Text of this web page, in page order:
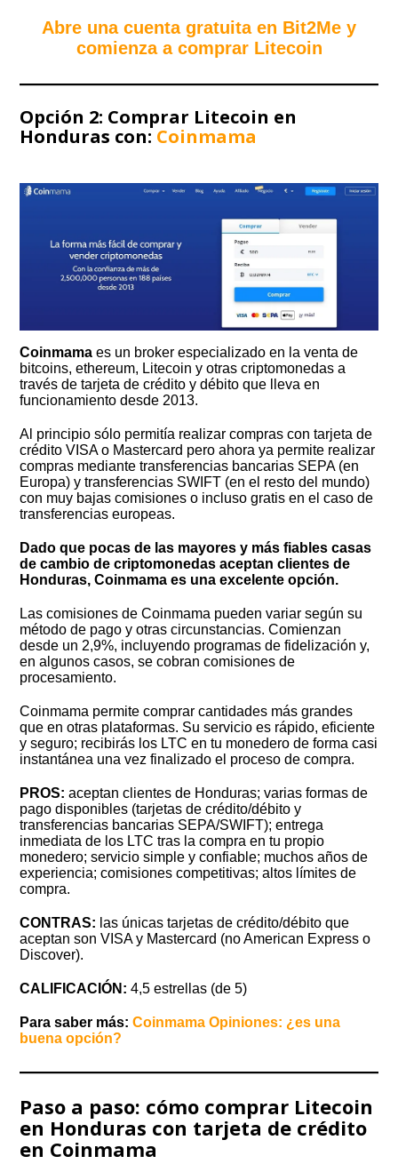
Abre una cuenta gratuita en Bit2Me y
comienza a comprar Litecoin
Opción 2: Comprar Litecoin en
Honduras con:Coinmama
Coinmama es un broker especializado en la venta de
bitcoins, ethereum, Litecoin y otras criptomonedas a
través de tarjeta de crédito y débito que lleva en
funcionamiento desde 2013.
Al principio sólo permitía realizar compras con tarjeta de
crédito VISA o Mastercard pero ahora ya permite realizar
compras mediante transferencias bancarias SEPA (en
Europa) y transferencias SWIFT (en el resto del mundo)
con muy bajas comisiones o incluso gratis en el caso de
transferencias europeas.
Dado que pocas de las mayores y más fiables casas
de cambio de criptomonedas aceptan clientes de
Honduras, Coinmama es una excelente opción.
Las comisiones de Coinmama pueden variar según su
método de pago y otras circunstancias. Comienzan
desde un 2,9%, incluyendo programas de fidelización y,
en algunos casos, se cobran comisiones de
procesamiento.
Coinmama permite comprar cantidades más grandes
que en otras plataformas. Su servicio es rápido, eficiente
y seguro; recibirás los LTC en tu monedero de forma casi
instantánea una vez finalizado el proceso de compra.
PROS:aceptan clientes de Honduras; varias formas de
pago disponibles (tarjetas de crédito/débito y
transferencias bancarias SEPA/SWIFT); entrega
inmediata de los LTC tras la compra en tu propio
monedero; servicio simple y confiable; muchos años de
experiencia; comisiones competitivas; altos límites de
compra.
CONTRAS: las únicas tarjetas de crédito/débito que
aceptan son VISA y Mastercard (no American Express o
Discover).
CALIFICACIÓN:4,5 estrellas (de 5)
Para saber más: Coinmama Opiniones: ¿es una
buena opción?
Paso a paso: cómo comprar Litecoin
en Honduras con tarjeta de crédito
en Coinmama